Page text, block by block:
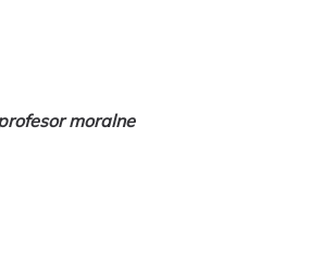
moralne